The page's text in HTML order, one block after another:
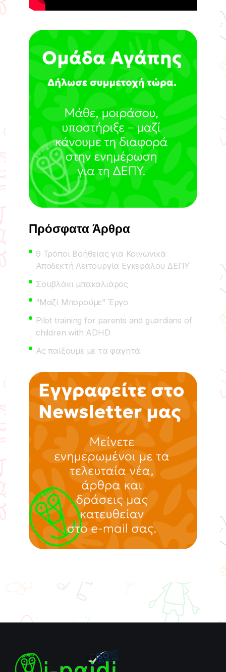
Πρόσφατα Άρθρα
9 Τρόποι Βοήθειας για Κοινωνικά
Αποδεκτή Λειτουργία Εγκεφάλου ΔΕΠΥ
Σουβλάκι μπακαλιάρος
“Μαζί Μπορούμε” Έργο
Pilot training for parents and guardians of
children with ADHD
Ας παίξουμε με τα φαγητά